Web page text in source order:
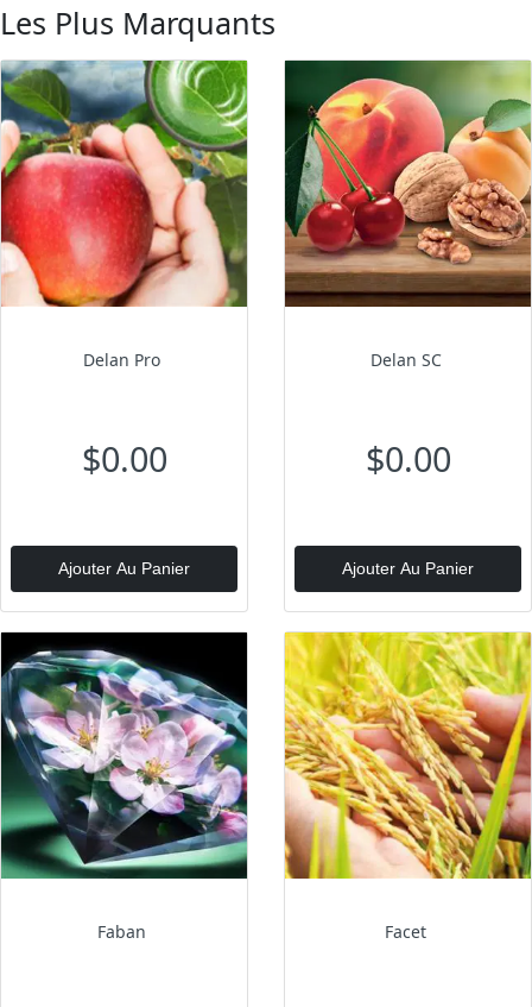
Les Plus Marquants
Delan Pro
$0.00
Ajouter Au Panier
Delan SC
$0.00
Ajouter Au Panier
Faban Facet